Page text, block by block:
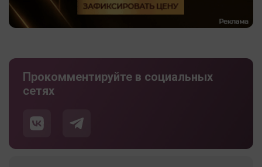
Прокомментируйте в социальных
сетях